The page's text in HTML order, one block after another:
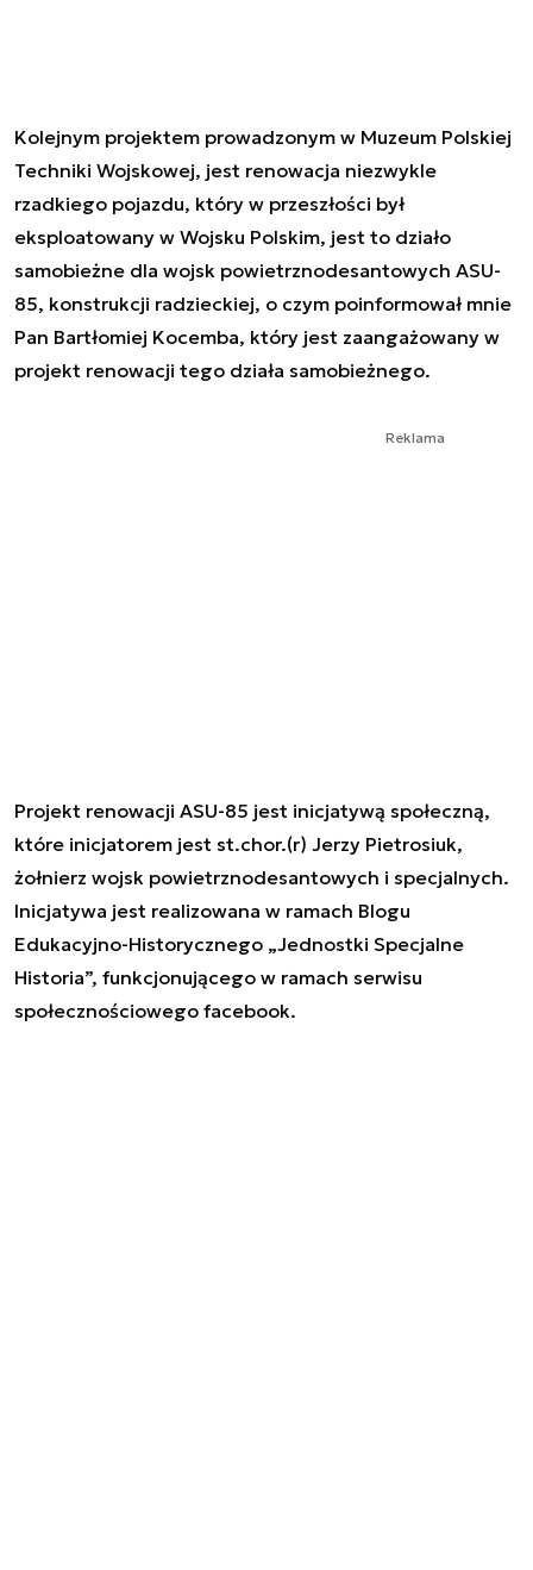
Kolejnym projektem prowadzonym w Muzeum Polskiej
Techniki Wojskowej, jest renowacja niezwykle
rzadkiego pojazdu, który w przeszłości był
eksploatowany w Wojsku Polskim, jest to działo
samobieżne dla wojsk powietrznodesantowych ASU-
85, konstrukcji radzieckiej, o czym poinformował mnie
Pan Bartłomiej Kocemba, który jest zaangażowany w
projekt renowacji tego działa samobieżnego.
Reklama
Projekt renowacji ASU-85 jest inicjatywą społeczną,
które inicjatorem jest st.chor.(r) Jerzy Pietrosiuk,
żołnierz wojsk powietrznodesantowych i specjalnych.
Inicjatywa jest realizowana w ramach Blogu
Edukacyjno-Historycznego „Jednostki Specjalne
Historia”, funkcjonującego w ramach serwisu
społecznościowego facebook.